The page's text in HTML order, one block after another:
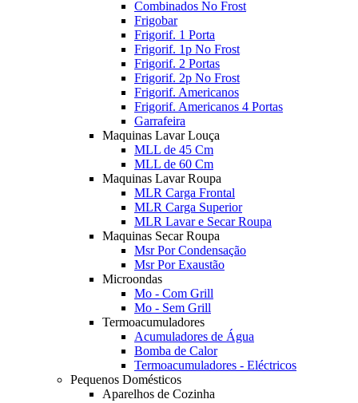
Combinados No Frost
Frigobar
Frigorif. 1 Porta
Frigorif. 1p No Frost
Frigorif. 2 Portas
Frigorif. 2p No Frost
Frigorif. Americanos
Frigorif. Americanos 4 Portas
Garrafeira
Maquinas Lavar Louça
MLL de 45 Cm
MLL de 60 Cm
Maquinas Lavar Roupa
MLR Carga Frontal
MLR Carga Superior
MLR Lavar e Secar Roupa
Maquinas Secar Roupa
Msr Por Condensação
Msr Por Exaustão
Microondas
Mo - Com Grill
Mo - Sem Grill
Termoacumuladores
Acumuladores de Água
Bomba de Calor
Termoacumuladores - Eléctricos
Pequenos Domésticos
Aparelhos de Cozinha